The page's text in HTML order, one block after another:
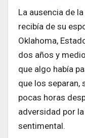
La ausencia de
recibía de su
Oklahoma,
dos años y
que algo había
que los separan,
pocas horas
adversidad por
sentimental.